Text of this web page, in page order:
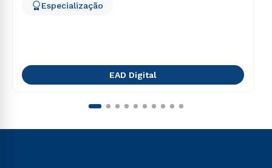
Especialização
EAD Digital